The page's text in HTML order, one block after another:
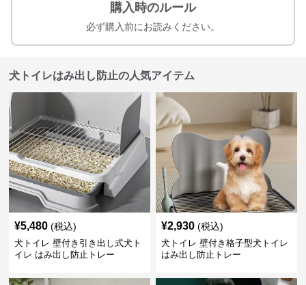
購入時のルール
必ず購入前にお読みください。
犬トイレはみ出し防止の人気アイテム
¥5,480 (税込)
犬トイレ 壁付き引き出し式犬ト
イレ はみ出し防止トレー
¥2,930 (税込)
犬トイレ 壁付き格子型犬トイレ
はみ出し防止トレー